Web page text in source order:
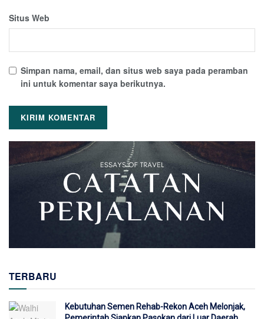
Situs Web
Simpan nama, email, dan situs web saya pada peramban
ini untuk komentar saya berikutnya.
TERBARU
Kebutuhan Semen Rehab-Rekon Aceh Melonjak,